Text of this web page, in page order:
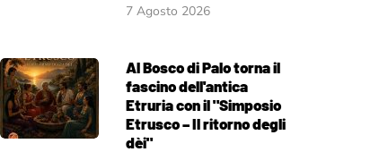
7 Agosto 2026
Al Bosco di Palo torna il
fascino dell'antica
Etruria con il "Simposio
Etrusco – Il ritorno degli
dèi"